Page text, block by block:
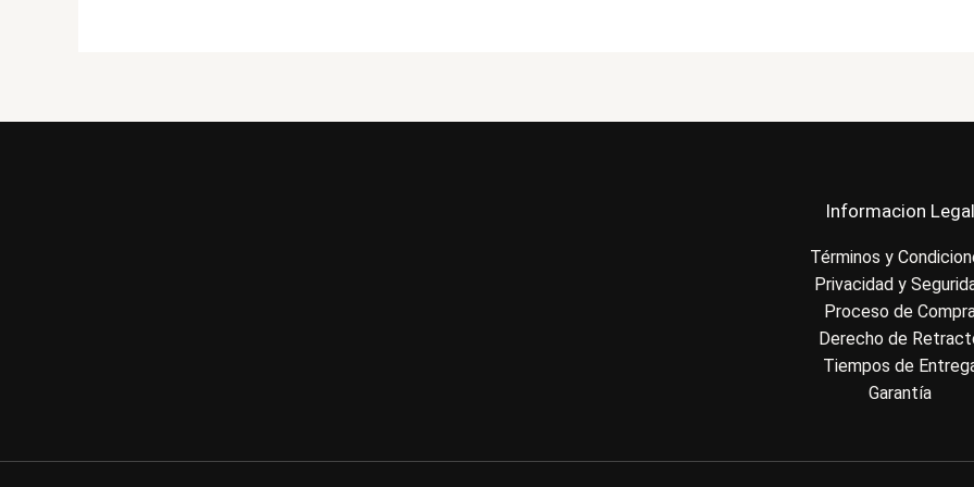
Informacion Legal
Términos y
Privacidad y
Proceso de
Derecho de
Tiempos de
Garantía